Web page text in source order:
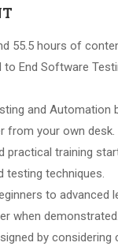
55.5 hours of
to End Software
and Automation
from your own desk.
practical training
testing techniques.
to advanced
when demonstrated.
by considering